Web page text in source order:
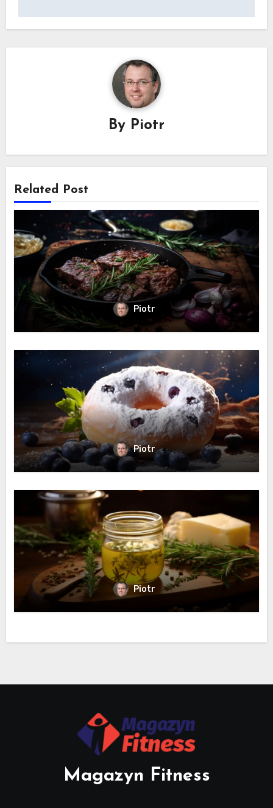
By Piotr
Related Post
Piotr
Piotr
Piotr
Magazyn Fitness